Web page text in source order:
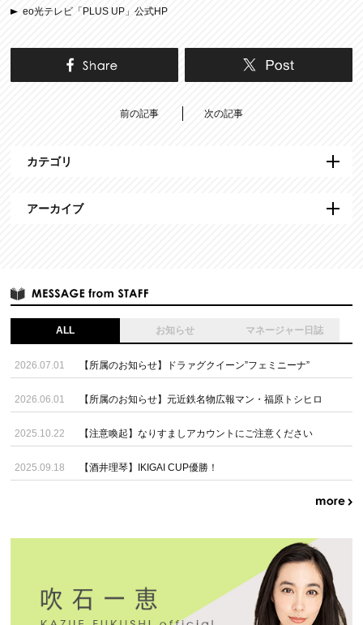
eo光テレビ「PLUS UP」公式HP
前の記事 次の記事
カテゴリ
アーカイブ
ALL お知らせ マネージャー日誌
2026.07.01 【所属のお知らせ】ドラァグクイーン”フェミニーナ”
2026.06.01 【所属のお知らせ】元近鉄名物広報マン・福原トシヒロ
2025.10.22 【注意喚起】なりすましアカウントにご注意ください
2025.09.18 【酒井理琴】IKIGAI CUP優勝！